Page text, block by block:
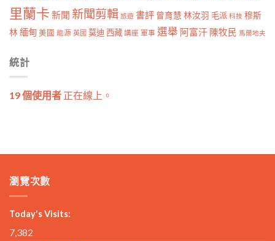
里蘭卡 新聞 新聞剪輯 旅遊 書評 曾育慧 林汝羽 毛派 科技 穆斯
林 緬甸 美國 能源 英國 莫迪 西藏 講座 軍事 選舉 阿富汗 陳牧民 馬爾地夫
統計
19 個使用者 正在線上。
瀏覽次數
Today's Visits:
7,382